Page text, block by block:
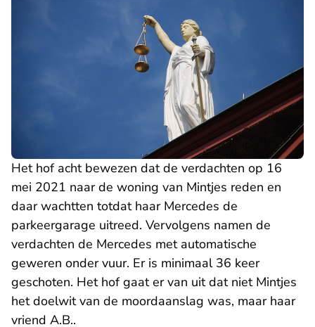
Het hof acht bewezen dat de verdachten op 16
mei 2021 naar de woning van Mintjes reden en
daar wachtten totdat haar Mercedes de
parkeergarage uitreed. Vervolgens namen de
verdachten de Mercedes met automatische
geweren onder vuur. Er is minimaal 36 keer
geschoten. Het hof gaat er van uit dat niet Mintjes
het doelwit van de moordaanslag was, maar haar
vriend A.B..